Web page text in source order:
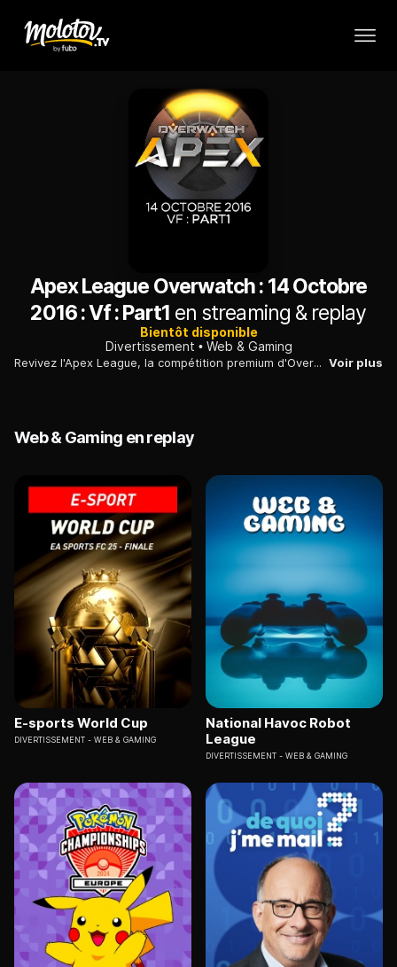
Apex League Overwatch : 14 Octobre
2016 : Vf : Part1 en streaming & replay
Bientôt disponible
Divertissement
Web & Gaming
Revivez l'Apex League, la compétition premium d'Overwatch !!! Voir plus
Web & Gaming en replay
E-sports World Cup
DIVERTISSEMENT WEB & GAMING
National Havoc Robot
League
DIVERTISSEMENT WEB & GAMING